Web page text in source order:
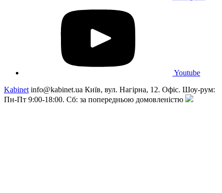
Youtube
Kabinet info@kabinet.ua Київ, вул. Нагірна, 12. Офіс. Шоу-рум:
Пн-Пт 9:00-18:00. Сб: за попередньою домовленістю